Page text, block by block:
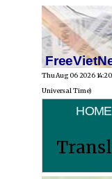
Thu Aug 06 2026
Universal Time)
HOME